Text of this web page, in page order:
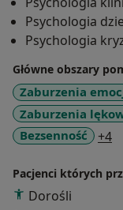
dzieciom jak i
zdobywałem
Autyzmu w
stworzyć
doświadczanymi
szacunku i
Psychologia
Psychologia
Główne obszary
Zaburzenia
Zaburzenia
Bezsenność
+4
Pacjenci których
Dorośli